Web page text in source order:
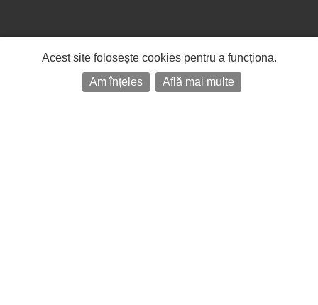
Acest site folosește cookies pentru a funcționa.
Am înțeles
Află mai multe